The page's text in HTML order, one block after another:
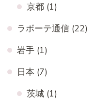
京都 (1)
ラボーテ通信 (22)
岩手 (1)
日本 (7)
茨城 (1)